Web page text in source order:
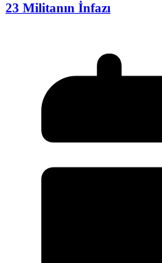
23 Militanın İnfazı